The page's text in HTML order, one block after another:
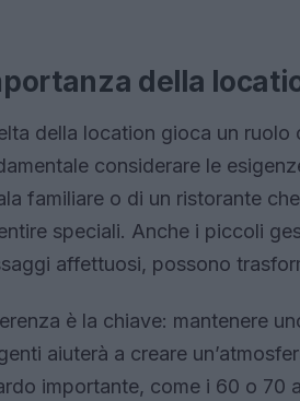
della
della location gioca un ruolo
considerare le
familiare o di un ristorante
speciali. Anche i piccoli
affettuosi, possono
è la chiave: mantenere
aiuterà a creare
importante, come i 60 o 70